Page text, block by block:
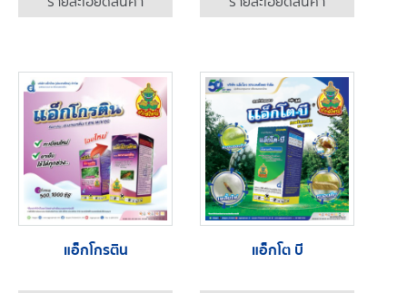
แอ็กโกรติน แอ็กโต บี